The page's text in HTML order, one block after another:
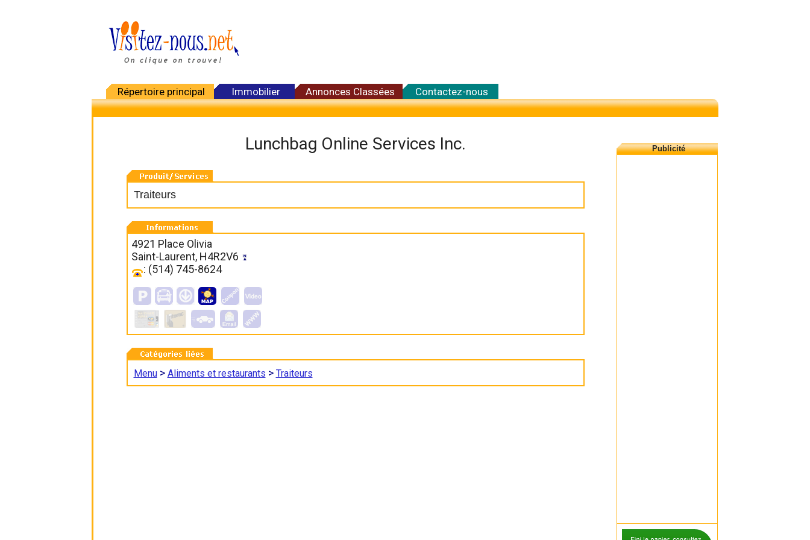
Répertoire principal Immobilier Annonces Classées Contactez-nous
Lunchbag Online Services Inc.
Traiteurs
4921 Place Olivia
Saint-Laurent, H4R2V6
: (514) 745-8624
Menu> Aliments et restaurants > Traiteurs
Publicité